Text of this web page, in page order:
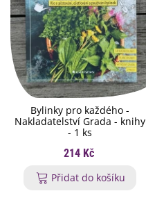
Bylinky pro každého -
Nakladatelství Grada - knihy
- 1 ks
214 Kč
Přidat do košíku